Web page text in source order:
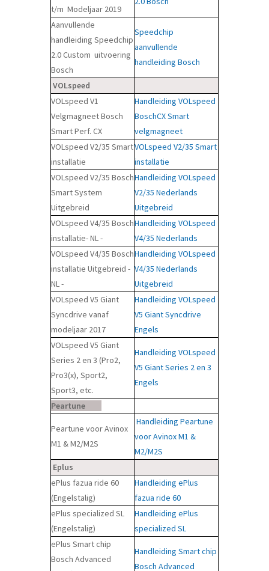
t/m Modeljaar 2019
Aanvullende
handleiding Speedchip
2.0 Custom uitvoering
Bosch
Speedchip
aanvullende
handleiding Bosch
VOLspeed
VOLspeed V1
Velgmagneet Bosch
Smart Perf. CX
Handleiding VOLspeed
BoschCX Smart
velgmagneet
VOLspeed V2/35 Smart
installatie
VOLspeed V2/35 Smart
installatie
VOLspeed V2/35 Bosch
Smart System
Uitgebreid
Handleiding VOLspeed
V2/35 Nederlands
Uitgebreid
VOLspeed V4/35 Bosch
installatie- NL -
Handleiding VOLspeed
V4/35 Nederlands
VOLspeed V4/35 Bosch
installatie Uitgebreid -
NL -
Handleiding VOLspeed
V4/35 Nederlands
Uitgebreid
VOLspeed V5 Giant
Syncdrive vanaf
modeljaar 2017
Handleiding VOLspeed
V5 Giant Syncdrive
Engels
VOLspeed V5 Giant
Series 2 en 3 (Pro2,
Pro3(x), Sport2,
Sport3, etc.
Handleiding VOLspeed
V5 Giant Series 2 en 3
Engels
Peartune
Peartune voor Avinox
M1 & M2/M2S
Handleiding Peartune
voor Avinox M1 &
M2/M2S
Eplus
ePlus fazua ride 60
(Engelstalig)
Handleiding ePlus
fazua ride 60
ePlus specialized SL
(Engelstalig)
Handleiding ePlus
specialized SL
ePlus Smart chip
Bosch Advanced
Handleiding Smart chip
Bosch Advanced